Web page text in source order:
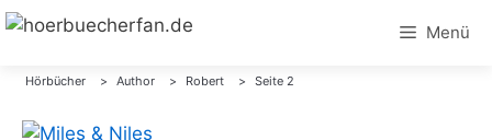
Zum
Menü
Hörbücher Author Robert Seite 2